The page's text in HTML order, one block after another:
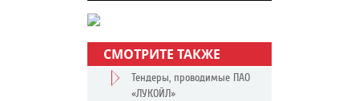
СМОТРИТЕ ТАКЖЕ
Тендеры, проводимые ПАО
«ЛУКОЙЛ»